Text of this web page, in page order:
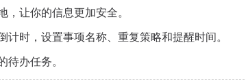
让你的信息更加安全。
时，设置事项名称、重复策略和提醒时间。
办任务。